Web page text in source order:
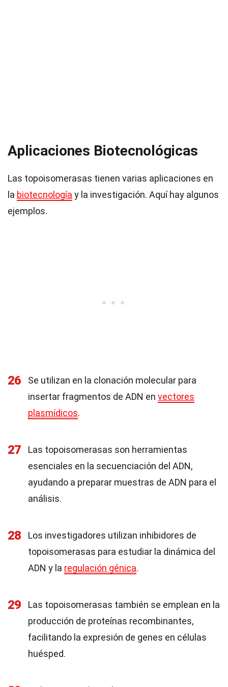
Aplicaciones Biotecnológicas
Las topoisomerasas tienen varias aplicaciones en
la biotecnología y la investigación. Aquí hay algunos
ejemplos.
26
Se utilizan en la clonación molecular para
insertar fragmentos de ADN en vectores
plasmídicos.
27
Las topoisomerasas son herramientas
esenciales en la secuenciación del ADN,
ayudando a preparar muestras de ADN para el
análisis.
28
Los investigadores utilizan inhibidores de
topoisomerasas para estudiar la dinámica del
ADN y la regulación génica.
29
Las topoisomerasas también se emplean en la
producción de proteínas recombinantes,
facilitando la expresión de genes en células
huésped.